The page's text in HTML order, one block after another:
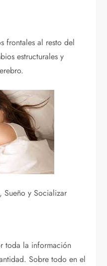
frontales al resto del
estructurales y
Sueño y Socializar
toda la información
Sobre todo en el